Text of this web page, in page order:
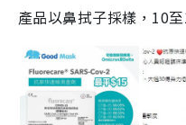
產品以鼻拭子採樣，10